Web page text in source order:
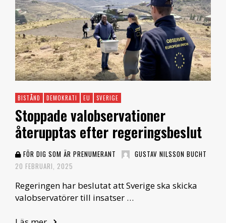
BISTÅND DEMOKRATI EU SVERIGE
Stoppade valobservationer
återupptas efter regeringsbeslut
FÖR DIG SOM ÄR PRENUMERANT
GUSTAV NILSSON BUCHT
20 FEBRUARI, 2025
Regeringen har beslutat att Sverige ska skicka
valobservatörer till insatser …